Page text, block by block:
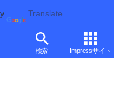
Translate
検索 Impressサイト
ザーボードをプレビュー
載製品など